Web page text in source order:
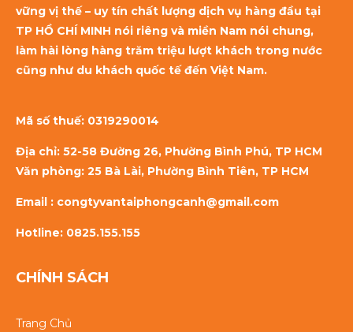
vững vị thế – uy tín chất lượng dịch vụ hàng đầu tại
TP HỒ CHÍ MINH nói riêng và miền Nam nói chung,
làm hài lòng hàng trăm triệu lượt khách trong nước
cũng như du khách quốc tế đến Việt Nam.
Mã số thuế: 0319290014
Địa chỉ: 52-58 Đường 26, Phường Bình Phú, TP HCM
Văn phòng: 25 Bà Lài, Phường Bình Tiên, TP HCM
Email : congtyvantaiphongcanh@gmail.com
Hotline: 0825.155.155
CHÍNH SÁCH
Trang Chủ